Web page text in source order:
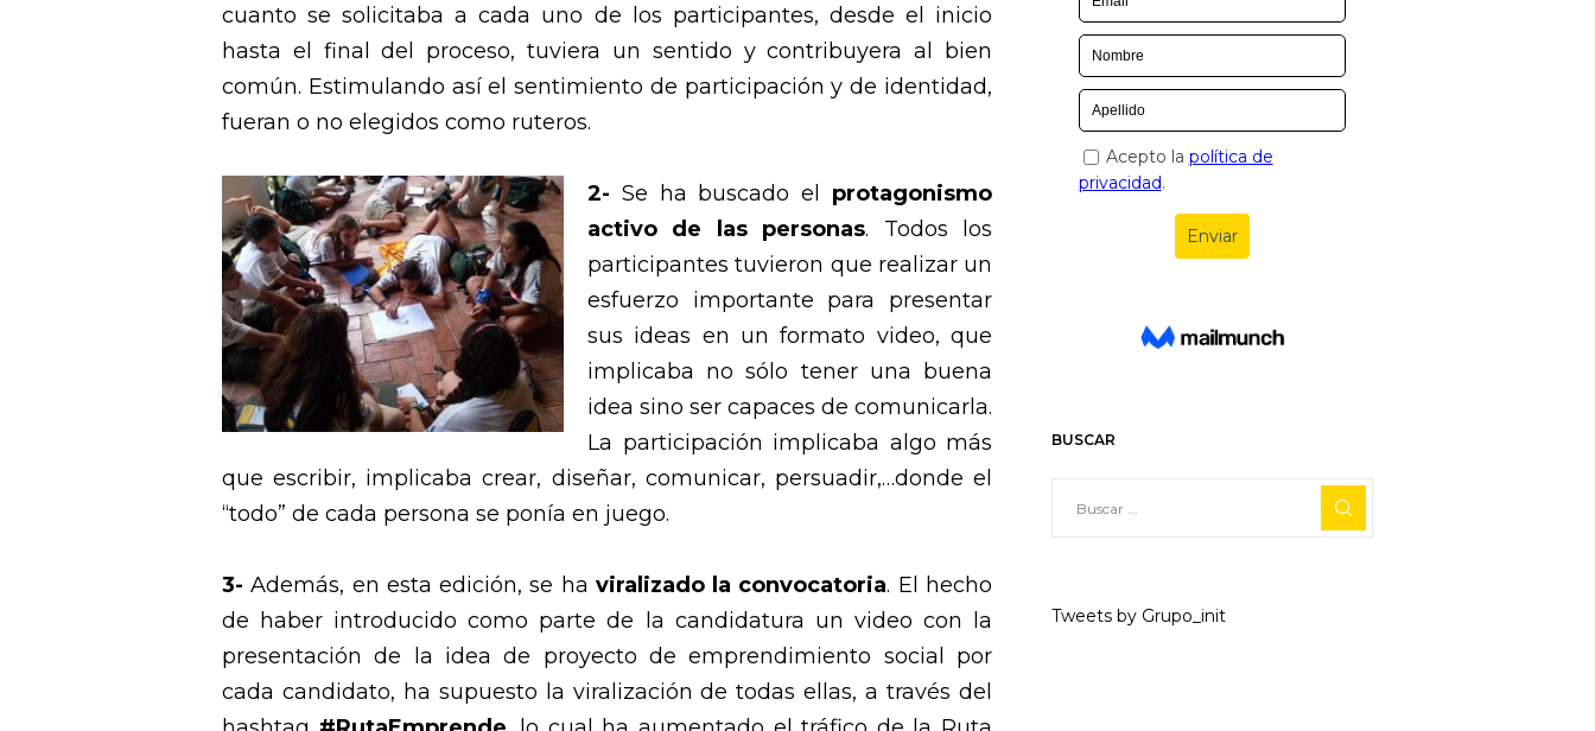
cuanto se solicitaba a cada uno de los participantes, desde el inicio
hasta el final del proceso, tuviera un sentido y contribuyera al bien
común. Estimulando así el sentimiento de participación y de identidad,
fueran o no elegidos como ruteros.
2- Se ha buscado el protagonismo
activo de las personas. Todos los
participantes tuvieron que realizar un
esfuerzo importante para presentar
sus ideas en un formato video, que
implicaba no sólo tener una buena
idea sino ser capaces de comunicarla.
La participación implicaba algo más
que escribir, implicaba crear, diseñar, comunicar, persuadir,…donde el
“todo” de cada persona se ponía en juego.
3- Además, en esta edición, se ha viralizado la convocatoria. El hecho
de haber introducido como parte de la candidatura un video con la
presentación de la idea de proyecto de emprendimiento social por
cada candidato, ha supuesto la viralización de todas ellas, a través del
BUSCAR
Tweets by Grupo_init